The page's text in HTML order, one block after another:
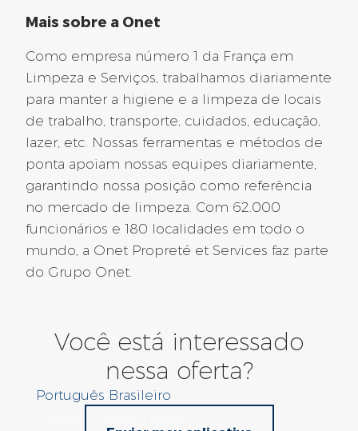
Arquiteto Técnico Mecânico
M/F
Ref.: 2025-12333
CONTRATO POR TEMPO INDETERMINADO
515 dias atrás
Página
1 Página
2 Página
3 PRÓXIMA PÁGINA
Mais sobre a Onet
Como empresa número 1 da França em
Limpeza e Serviços, trabalhamos diariamente
para manter a higiene e a limpeza de locais
de trabalho, transporte, cuidados, educação,
lazer, etc. Nossas ferramentas e métodos de
ponta apoiam nossas equipes diariamente,
garantindo nossa posição como referência
no mercado de limpeza. Com 62.000
funcionários e 180 localidades em todo o
mundo, a Onet Propreté et Services faz parte
do Grupo Onet.
Você está interessado
nessa oferta?
Escolha do idioma
Português Brasileiro